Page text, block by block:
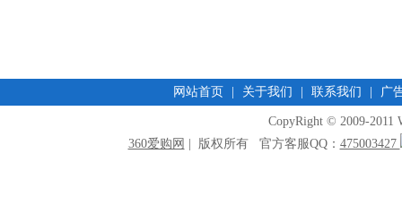
网站首页 关于我们 联系我们 广
CopyRight © 2009-2011
360爱购网
| 版权所有 官方客服QQ： 475003427